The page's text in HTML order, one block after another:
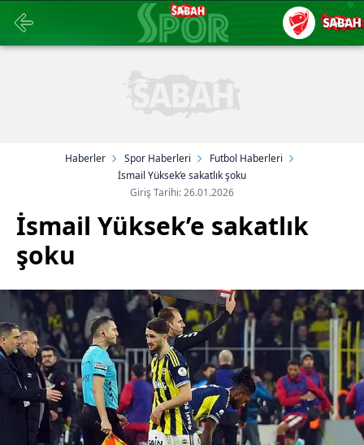
Haberler Spor Haberleri
Futbol Haberleri
İsmail Yüksek’e sakatlık şoku
Giriş Tarihi: 26.01.2026
İsmail Yüksek’e sakatlık
şoku